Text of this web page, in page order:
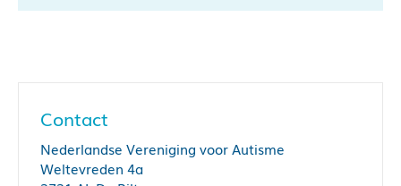
Contact
Nederlandse Vereniging voor Autisme
Weltevreden 4a